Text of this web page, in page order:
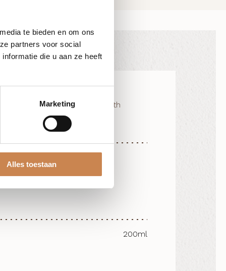
te bieden en om ons
partners voor social
die u aan ze heeft
Marketing
Alles toestaan
betaine, Sodium laureth
kernels, Curcurbita pepo
200ml